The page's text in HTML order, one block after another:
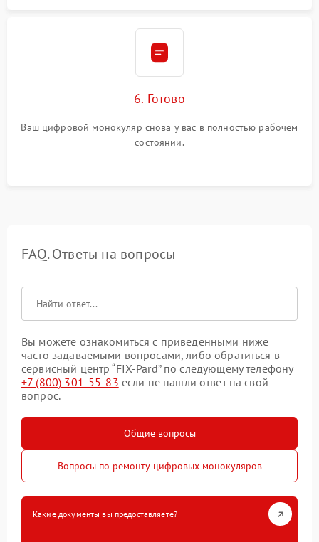
6. Готово
Ваш цифровой монокуляр снова у вас в полностью рабочем
состоянии.
FAQ. Ответы на вопросы
Вы можете ознакомиться с приведенными ниже
часто задаваемыми вопросами, либо обратиться в
сервисный центр “FIX-Pard” по следующему телефону
+7 (800) 301-55-83 если не нашли ответ на свой
вопрос.
Общие вопросы
Вопросы по ремонту цифровых монокуляров
Какие документы вы предоставляете?